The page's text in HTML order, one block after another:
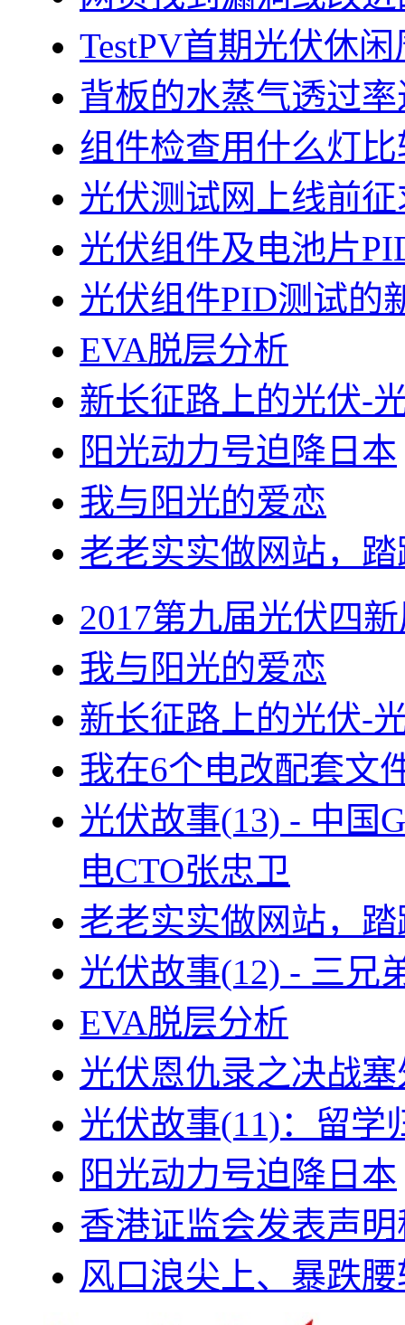
TestPV首期光伏休
背板的水蒸气透过
组件检查用什么灯
光伏测试网上线前
光伏组件及电池片
光伏组件PID测试的
EVA脱层分析
新长征路上的光伏-
阳光动力号迫降日本
我与阳光的爱恋
老老实实做网站，
2017第九届光伏四
我与阳光的爱恋
新长征路上的光伏-
我在6个电改配套文
光伏故事(13) - 中国
电CTO张忠卫
老老实实做网站，
光伏故事(12) - 三兄
EVA脱层分析
光伏恩仇录之决战
光伏故事(11)：留学
阳光动力号迫降日本
香港证监会发表声
风口浪尖上、暴跌